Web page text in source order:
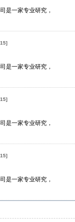
是一家专业研究，
是一家专业研究，
是一家专业研究，
是一家专业研究，